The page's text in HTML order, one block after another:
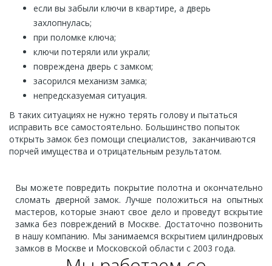
если вы забыли ключи в квартире, а дверь
захлопнулась;
при поломке ключа;
ключи потеряли или украли;
повреждена дверь с замком;
засорился механизм замка;
непредсказуемая ситуация.
В таких ситуациях не нужно терять голову и пытаться
исправить все самостоятельно. Большинство попыток
открыть замок без помощи специалистов, заканчиваются
порчей имущества и отрицательным результатом.
Вы можете повредить покрытие полотна и окончательно
сломать дверной замок. Лучше положиться на опытных
мастеров, которые знают свое дело и проведут вскрытие
замка без повреждений в Москве. Достаточно позвонить
в нашу компанию. Мы занимаемся вскрытием цилиндровых
замков в Москве и Московской области с 2003 года.